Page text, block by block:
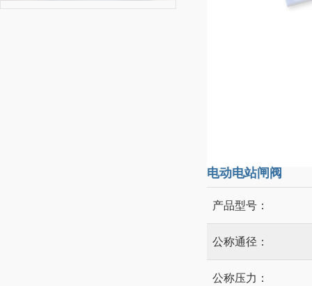
电动电站闸阀
产品型号：
公称通径：
公称压力：